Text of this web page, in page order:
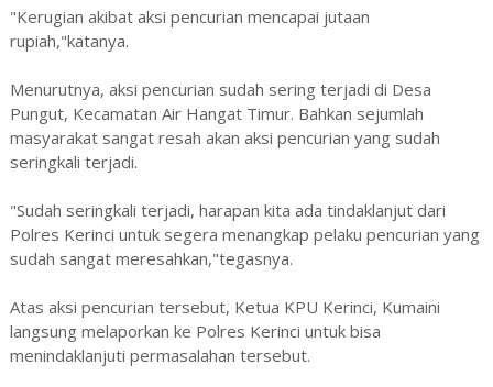
"Kerugian akibat aksi pencurian mencapai jutaan
rupiah,"katanya.
Menurutnya, aksi pencurian sudah sering terjadi di Desa
Pungut, Kecamatan Air Hangat Timur. Bahkan sejumlah
masyarakat sangat resah akan aksi pencurian yang sudah
seringkali terjadi.
"Sudah seringkali terjadi, harapan kita ada tindaklanjut dari
Polres Kerinci untuk segera menangkap pelaku pencurian yang
sudah sangat meresahkan,"tegasnya.
Atas aksi pencurian tersebut, Ketua KPU Kerinci, Kumaini
langsung melaporkan ke Polres Kerinci untuk bisa
menindaklanjuti permasalahan tersebut.